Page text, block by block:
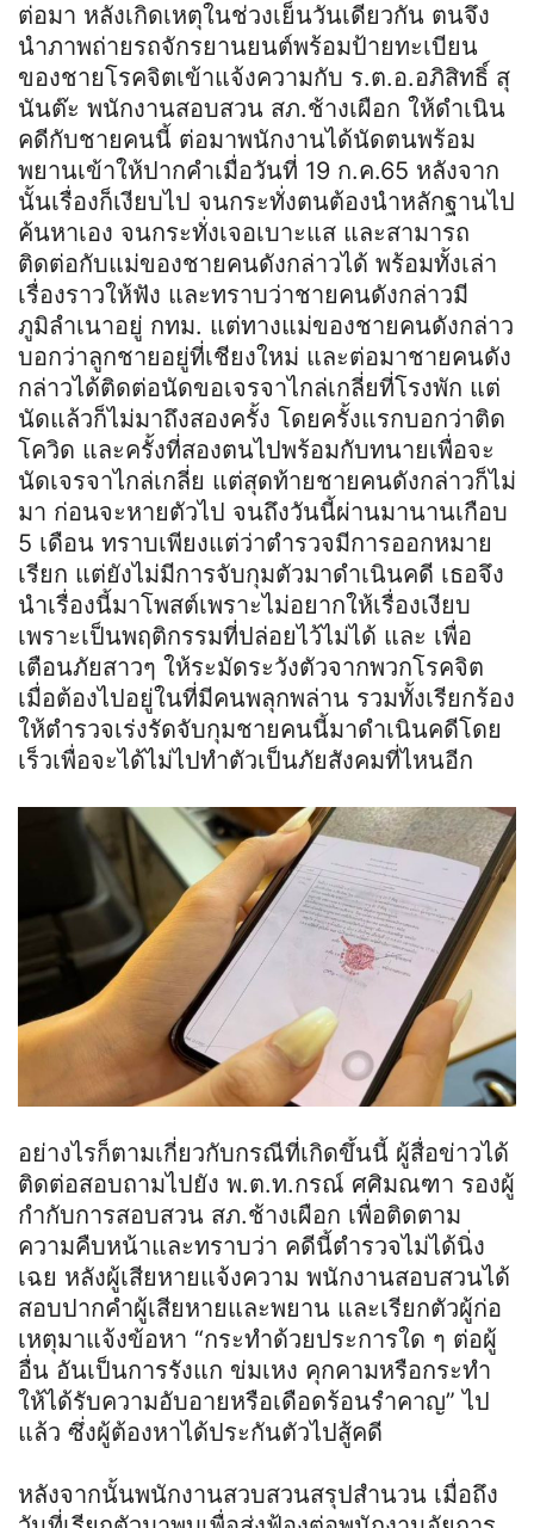
ต่อมา หลังเกิดเหตุในช่วงเย็นวันเดียวกัน ตนจึง
นำภาพถ่ายรถจักรยานยนต์พร้อมป้ายทะเบียน
ของชายโรคจิตเข้าแจ้งความกับ ร.ต.อ.อภิสิทธิ์ สุ
นันต๊ะ พนักงานสอบสวน สภ.ช้างเผือก ให้ดำเนิน
คดีกับชายคนนี้ ต่อมาพนักงานได้นัดตนพร้อม
พยานเข้าให้ปากคำเมื่อวันที่ 19 ก.ค.65 หลังจาก
นั้นเรื่องก็เงียบไป จนกระทั่งตนต้องนำหลักฐานไป
ค้นหาเอง จนกระทั่งเจอเบาะแส และสามารถ
ติดต่อกับแม่ของชายคนดังกล่าวได้ พร้อมทั้งเล่า
เรื่องราวให้ฟัง และทราบว่าชายคนดังกล่าวมี
ภูมิลำเนาอยู่ กทม. แต่ทางแม่ของชายคนดังกล่าว
บอกว่าลูกชายอยู่ที่เชียงใหม่ และต่อมาชายคนดัง
กล่าวได้ติดต่อนัดขอเจรจาไกล่เกลี่ยที่โรงพัก แต่
นัดแล้วก็ไม่มาถึงสองครั้ง โดยครั้งแรกบอกว่าติด
โควิด และครั้งที่สองตนไปพร้อมกับทนายเพื่อจะ
นัดเจรจาไกล่เกลี่ย แต่สุดท้ายชายคนดังกล่าวก็ไม่
มา ก่อนจะหายตัวไป จนถึงวันนี้ผ่านมานานเกือบ
5 เดือน ทราบเพียงแต่ว่าตำรวจมีการออกหมาย
เรียก แต่ยังไม่มีการจับกุมตัวมาดำเนินคดี เธอจึง
นำเรื่องนี้มาโพสต์เพราะไม่อยากให้เรื่องเงียบ
เพราะเป็นพฤติกรรมที่ปล่อยไว้ไม่ได้ และ เพื่อ
เตือนภัยสาวๆ ให้ระมัดระวังตัวจากพวกโรคจิต
เมื่อต้องไปอยู่ในที่มีคนพลุกพล่าน รวมทั้งเรียกร้อง
ให้ตำรวจเร่งรัดจับกุมชายคนนี้มาดำเนินคดีโดย
เร็วเพื่อจะได้ไม่ไปทำตัวเป็นภัยสังคมที่ไหนอีก
อย่างไรก็ตามเกี่ยวกับกรณีที่เกิดขึ้นนี้ ผู้สื่อข่าวได้
ติดต่อสอบถามไปยัง พ.ต.ท.กรณ์ ศศิมณฑา รองผู้
กำกับการสอบสวน สภ.ช้างเผือก เพื่อติดตาม
ความคืบหน้าและทราบว่า คดีนี้ตำรวจไม่ได้นิ่ง
เฉย หลังผู้เสียหายแจ้งความ พนักงานสอบสวนได้
สอบปากคำผู้เสียหายและพยาน และเรียกตัวผู้ก่อ
เหตุมาแจ้งข้อหา “กระทำด้วยประการใด ๆ ต่อผู้
อื่น อันเป็นการรังแก ข่มเหง คุกคามหรือกระทำ
ให้ได้รับความอับอายหรือเดือดร้อนรำคาญ” ไป
แล้ว ซึ่งผู้ต้องหาได้ประกันตัวไปสู้คดี
หลังจากนั้นพนักงานสวบสวนสรุปสำนวน เมื่อถึง